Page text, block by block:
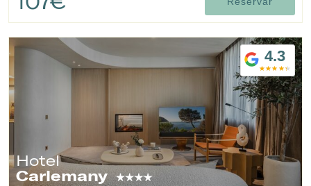
4.3
Hotel
Carlemany